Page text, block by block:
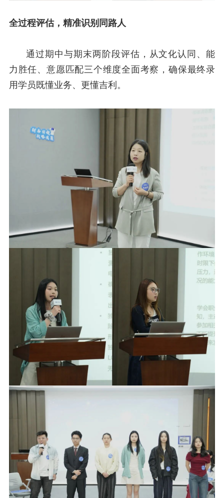
全过程评估，精准识别同路人
通过期中与期末两阶段评估，从文化认同、能
力胜任、意愿匹配三个维度全面考察，确保最终录
用学员既懂业务、更懂吉利。